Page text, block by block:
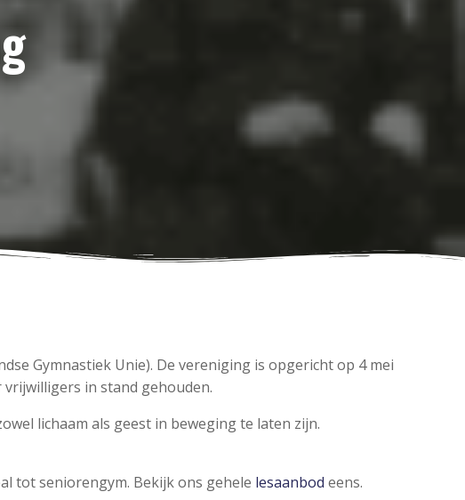
Gymnastiek Unie). De vereniging is opgericht op 4 mei
in stand gehouden.
lichaam als geest in beweging te laten zijn.
tot seniorengym. Bekijk ons gehele lesaanbod eens.